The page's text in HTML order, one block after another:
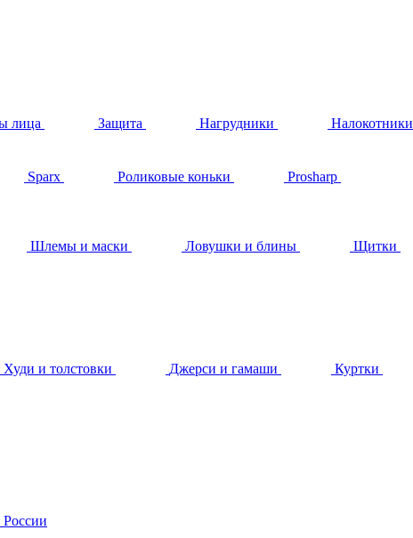
лица Защита Нагрудники Налокотники
Sparx Роликовые коньки
Prosharp
Шлемы и маски Ловушки и блины Щитки
Худи и толстовки Джерси и гамаши Куртки